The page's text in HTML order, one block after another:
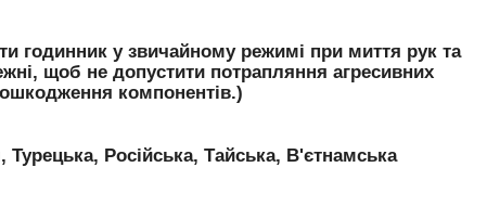
годинник у звичайному режимі при миття рук та
щоб не допустити потрапляння агресивних
компонентів.)
Турецька, Російська, Тайська, В'єтнамська